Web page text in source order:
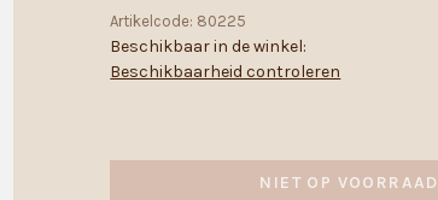
Artikelcode: 80225
Beschikbaar in de winkel:
Beschikbaarheid controleren
NIET OP VOORRAAD